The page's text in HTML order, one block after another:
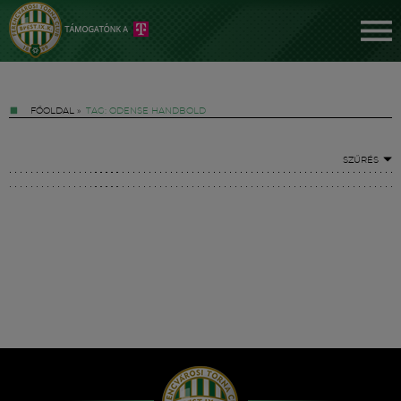
FŐOLDAL » TAG: ODENSE HANDBOLD
SZŰRÉS
Hírek